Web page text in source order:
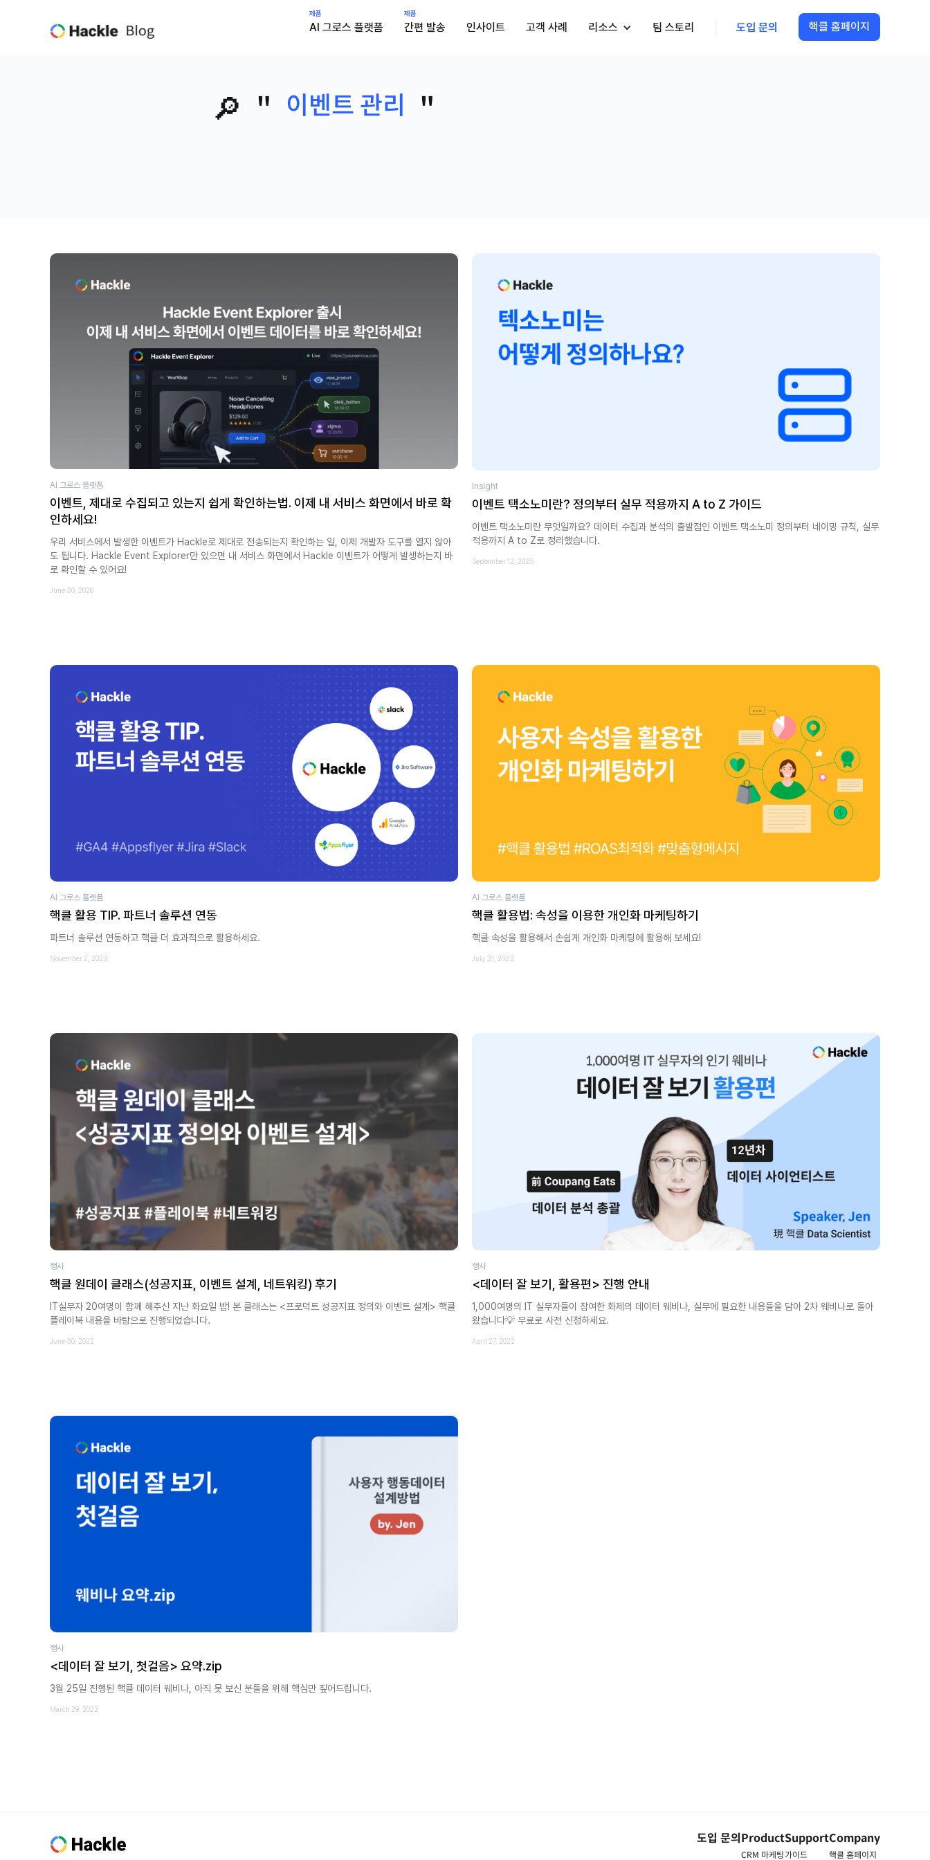
제품
AI 그로스 플랫폼
제품
간편 발송 인사이트 고객 사례 리소스 팀 스토리 도입 문의 핵클 홈페이지
🔎 " 이벤트 관리 "
AI 그로스 플랫폼
이벤트, 제대로 수집되고 있는지 쉽게 확인하는법. 이제 내 서비스 화면에서 바로 확
인하세요!
우리 서비스에서 발생한 이벤트가 Hackle로 제대로 전송되는지 확인하는 일, 이제 개발자 도구를 열지 않아
도 됩니다. Hackle Event Explorer만 있으면 내 서비스 화면에서 Hackle 이벤트가 어떻게 발생하는지 바
로 확인할 수 있어요!
June 30, 2026
Insight
이벤트 택소노미란? 정의부터 실무 적용까지 A to Z 가이드
이벤트 택소노미란 무엇일까요? 데이터 수집과 분석의 출발점인 이벤트 택소노미 정의부터 네이밍 규칙, 실무
적용까지 A to Z로 정리했습니다.
September 12, 2025
AI 그로스 플랫폼
핵클 활용 TIP. 파트너 솔루션 연동
파트너 솔루션 연동하고 핵클 더 효과적으로 활용하세요.
November 2, 2023
AI 그로스 플랫폼
핵클 활용법: 속성을 이용한 개인화 마케팅하기
핵클 속성을 활용해서 손쉽게 개인화 마케팅에 활용해 보세요!
July 31, 2023
행사
핵클 원데이 클래스(성공지표, 이벤트 설계, 네트워킹) 후기
IT실무자 20여명이 함께 해주신 지난 화요일 밤! 본 클래스는 <프로덕트 성공지표 정의와 이벤트 설계> 핵클
플레이북 내용을 바탕으로 진행되었습니다.
June 30, 2022
행사
<데이터 잘 보기, 활용편> 진행 안내
1,000여명의 IT 실무자들이 참여한 화제의 데이터 웨비나, 실무에 필요한 내용들을 담아 2차 웨비나로 돌아
왔습니다💡 무료로 사전 신청하세요.
April 27, 2022
행사
<데이터 잘 보기, 첫걸음> 요약.zip
3월 25일 진행된 핵클 데이터 웨비나, 아직 못 보신 분들을 위해 핵심만 짚어드립니다.
March 29, 2022
도입 문의 Product
CRM 마케팅
Support
가이드
Company
핵클 홈페이지